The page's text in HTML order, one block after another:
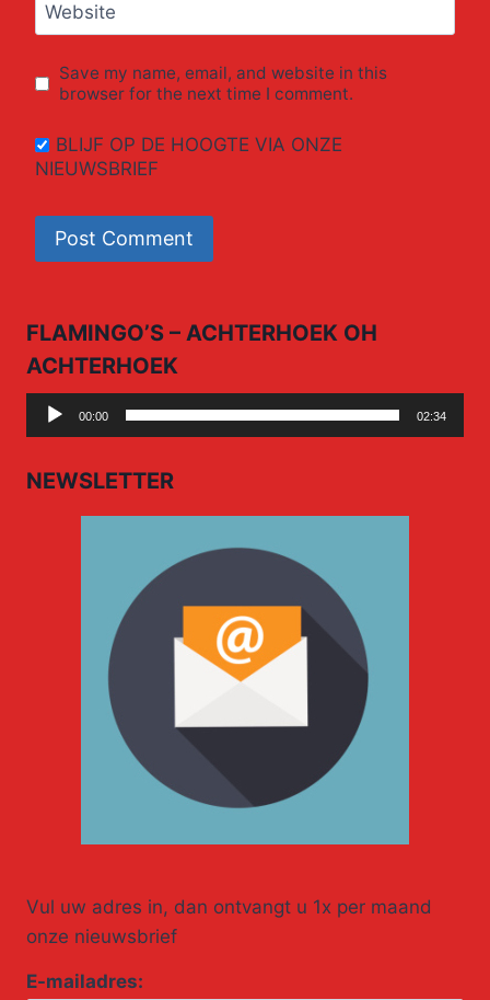
Website
Save my name, email, and website in this
browser for the next time I comment.
BLIJF OP DE HOOGTE VIA ONZE
NIEUWSBRIEF
FLAMINGO’S – ACHTERHOEK OH
ACHTERHOEK
Audio
Player
00:00 02:34
NEWSLETTER
Vul uw adres in, dan ontvangt u 1x per maand
onze nieuwsbrief
E-mailadres: